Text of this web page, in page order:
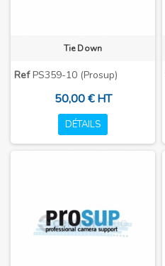
Tie Down
RefPS359-10 (Prosup)
50,00 € HT
DÉTAILS